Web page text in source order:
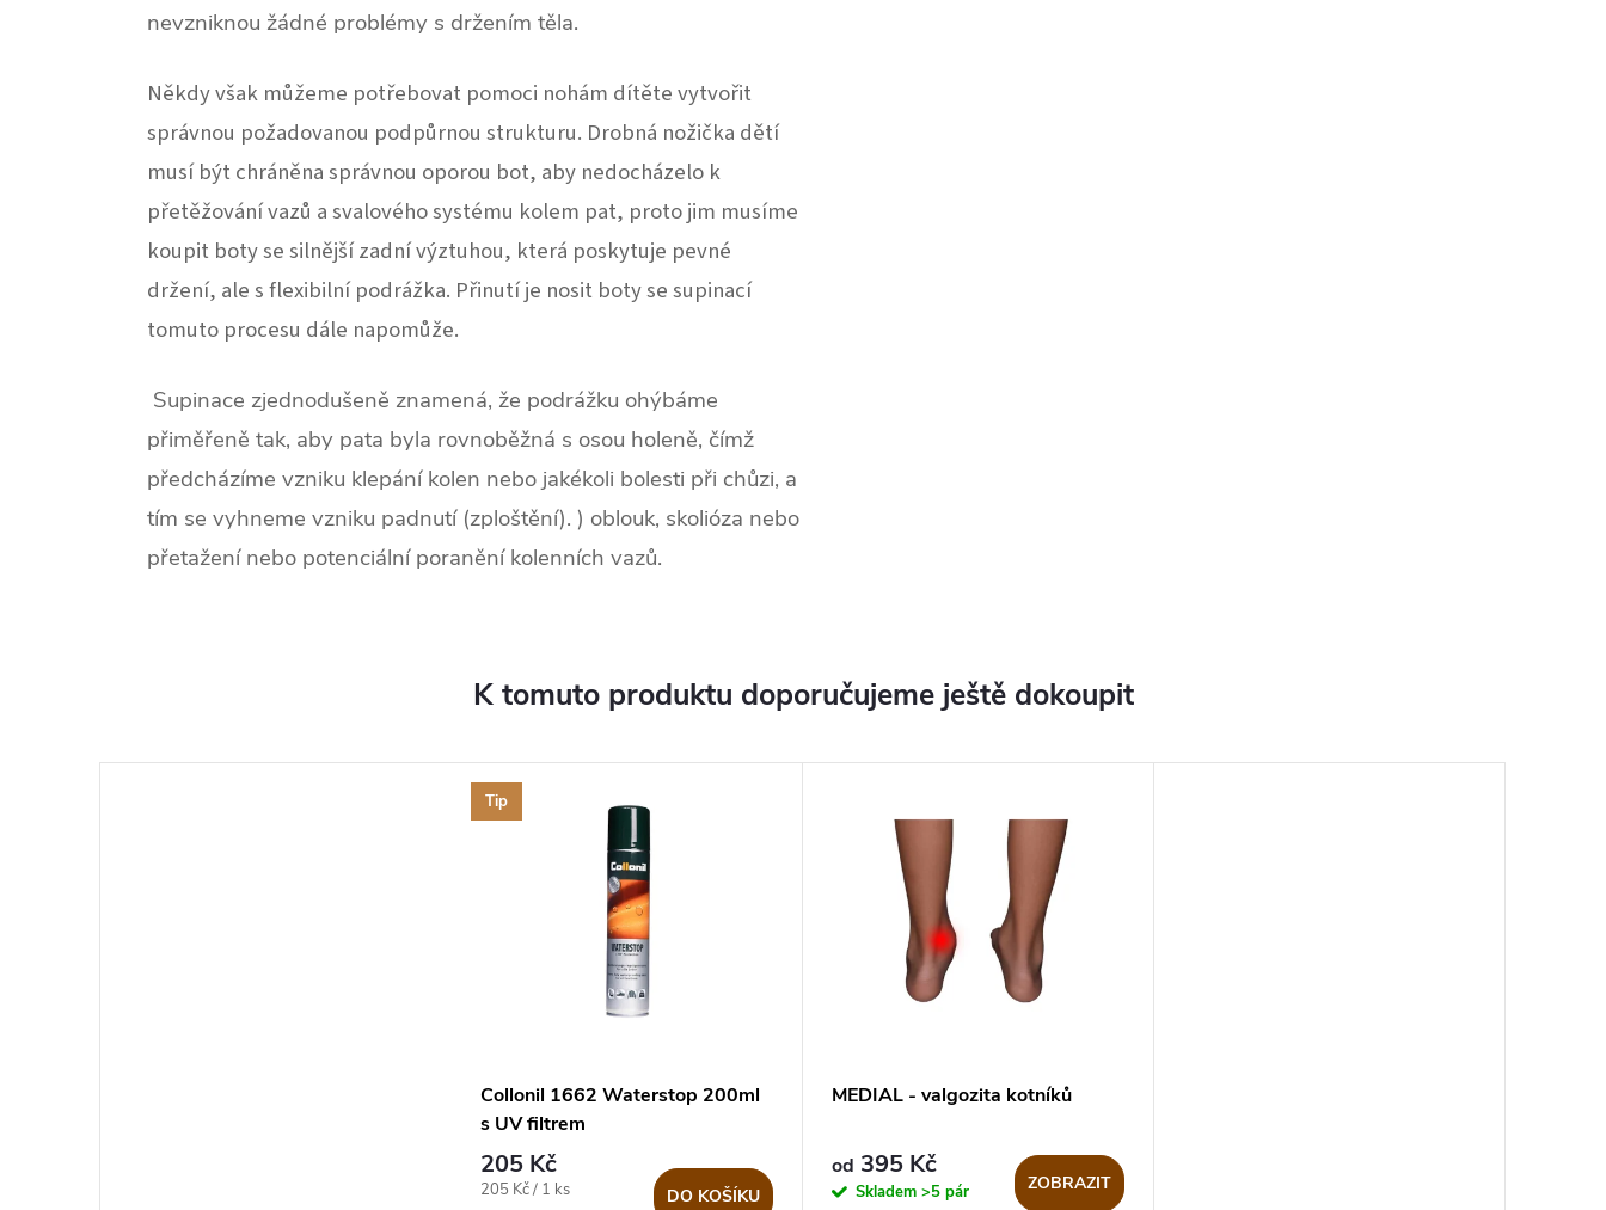
nevzniknou žádné problémy s držením těla.
Někdy však můžeme potřebovat pomoci nohám dítěte vytvořit
správnou požadovanou podpůrnou strukturu. Drobná nožička dětí
musí být chráněna správnou oporou bot, aby nedocházelo k
přetěžování vazů a svalového systému kolem pat, proto jim musíme
koupit boty se silnější zadní výztuhou, která poskytuje pevné
držení, ale s flexibilní podrážka. Přinutí je nosit boty se supinací
tomuto procesu dále napomůže.
Supinace zjednodušeně znamená, že podrážku ohýbáme
přiměřeně tak, aby pata byla rovnoběžná s osou holeně, čímž
předcházíme vzniku klepání kolen nebo jakékoli bolesti při chůzi, a
tím se vyhneme vzniku padnutí (zploštění). ) oblouk, skolióza nebo
přetažení nebo potenciální poranění kolenních vazů.
K tomuto produktu doporučujeme ještě dokoupit
Tip
Collonil 1662 Waterstop 200ml
s UV filtrem
205 Kč
Měrná
205 Kč / 1 ks
DO KOŠÍKU
MEDIAL - valgozita kotníků
od 395 Kč
Skladem >5 pár ZOBRAZIT